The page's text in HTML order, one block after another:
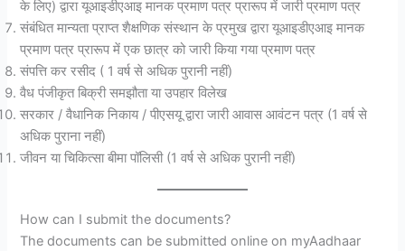
के लिए) द्वारा यूआइडीएआइ मानक प्रमाण पत्र प्रारूप में जारी प्रमाण पत्र
संबंधित मान्यता प्राप्त शैक्षणिक संस्थान के प्रमुख द्वारा यूआइडीएआइ मानक
प्रमाण पत्र प्रारूप में एक छात्र को जारी किया गया प्रमाण पत्र
संपत्ति कर रसीद ( 1 वर्ष से अधिक पुरानी नहीं)
वैध पंजीकृत बिक्री समझौता या उपहार विलेख
सरकार / वैधानिक निकाय / पीएसयू द्वारा जारी आवास आवंटन पत्र (1 वर्ष से
अधिक पुराना नहीं)
जीवन या चिकित्सा बीमा पॉलिसी (1 वर्ष से अधिक पुरानी नहीं)
How can I submit the documents?
The documents can be submitted online on myAadhaar